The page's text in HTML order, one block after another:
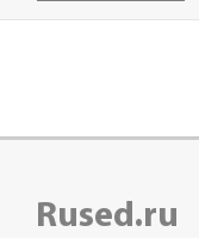
Rused.ru